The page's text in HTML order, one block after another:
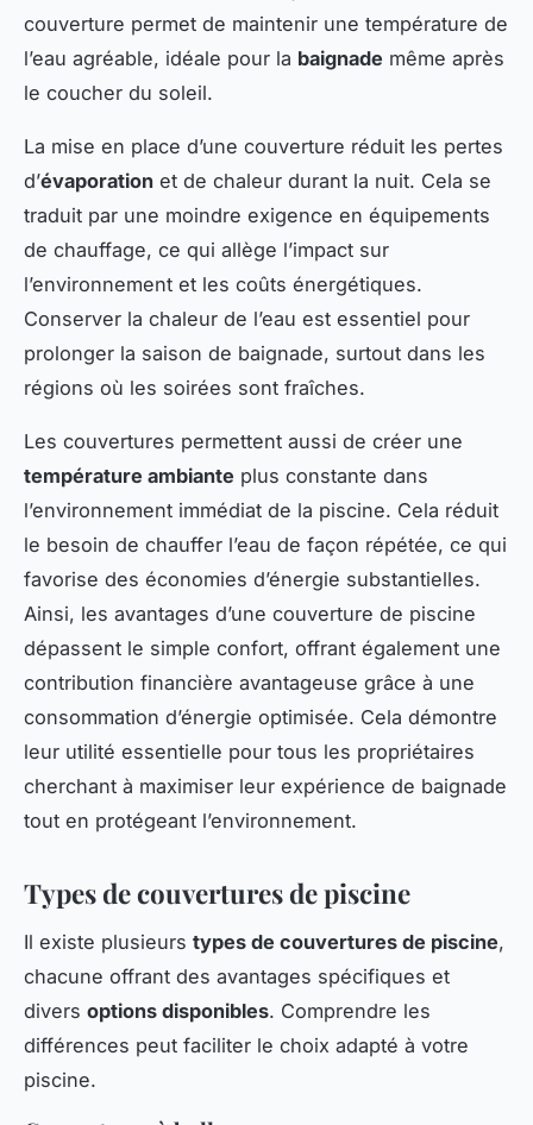
couverture permet de maintenir une température de
l’eau agréable, idéale pour la baignade même après
le coucher du soleil.
La mise en place d’une couverture réduit les pertes
d’évaporation et de chaleur durant la nuit. Cela se
traduit par une moindre exigence en équipements
de chauffage, ce qui allège l’impact sur
l’environnement et les coûts énergétiques.
Conserver la chaleur de l’eau est essentiel pour
prolonger la saison de baignade, surtout dans les
régions où les soirées sont fraîches.
Les couvertures permettent aussi de créer une
température ambiante plus constante dans
l’environnement immédiat de la piscine. Cela réduit
le besoin de chauffer l’eau de façon répétée, ce qui
favorise des économies d’énergie substantielles.
Ainsi, les avantages d’une couverture de piscine
dépassent le simple confort, offrant également une
contribution financière avantageuse grâce à une
consommation d’énergie optimisée. Cela démontre
leur utilité essentielle pour tous les propriétaires
cherchant à maximiser leur expérience de baignade
tout en protégeant l’environnement.
Types de couvertures de piscine
Il existe plusieurs types de couvertures de piscine,
chacune offrant des avantages spécifiques et
divers options disponibles. Comprendre les
différences peut faciliter le choix adapté à votre
piscine.